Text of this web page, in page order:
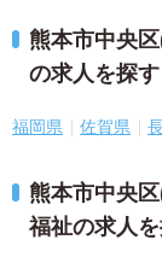
熊本市中央
の求人を探す
福岡県 佐賀県
熊本市中央
福祉の求人